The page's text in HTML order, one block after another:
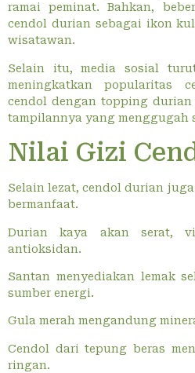
ramai peminat. Bahkan,
cendol durian sebagai ikon
wisatawan.
Selain itu, media sosial
meningkatkan popularitas
cendol dengan topping
tampilannya yang menggugah
Nilai Gizi
Selain lezat, cendol durian
bermanfaat.
Durian kaya akan serat,
antioksidan.
Santan menyediakan lemak
sumber energi.
Gula merah mengandung
Cendol dari tepung beras
ringan.